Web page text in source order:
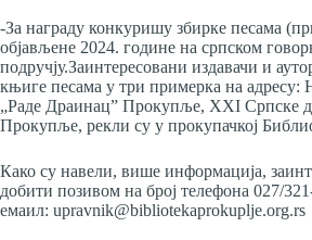
-За награду конкуришу збирке песама
објављене 2024. године на српском
подручју.Заинтересовани издавачи и
књиге песама у три примерка на адресу:
„Раде Драинац” Прокупље, XXI Српске
Прокупље, рекли су у прокупачкој
Како су навели, више информација,
добити позивом на број телефона 027/
емаил: upravnik@bibliotekaprokuplјe.org.rs